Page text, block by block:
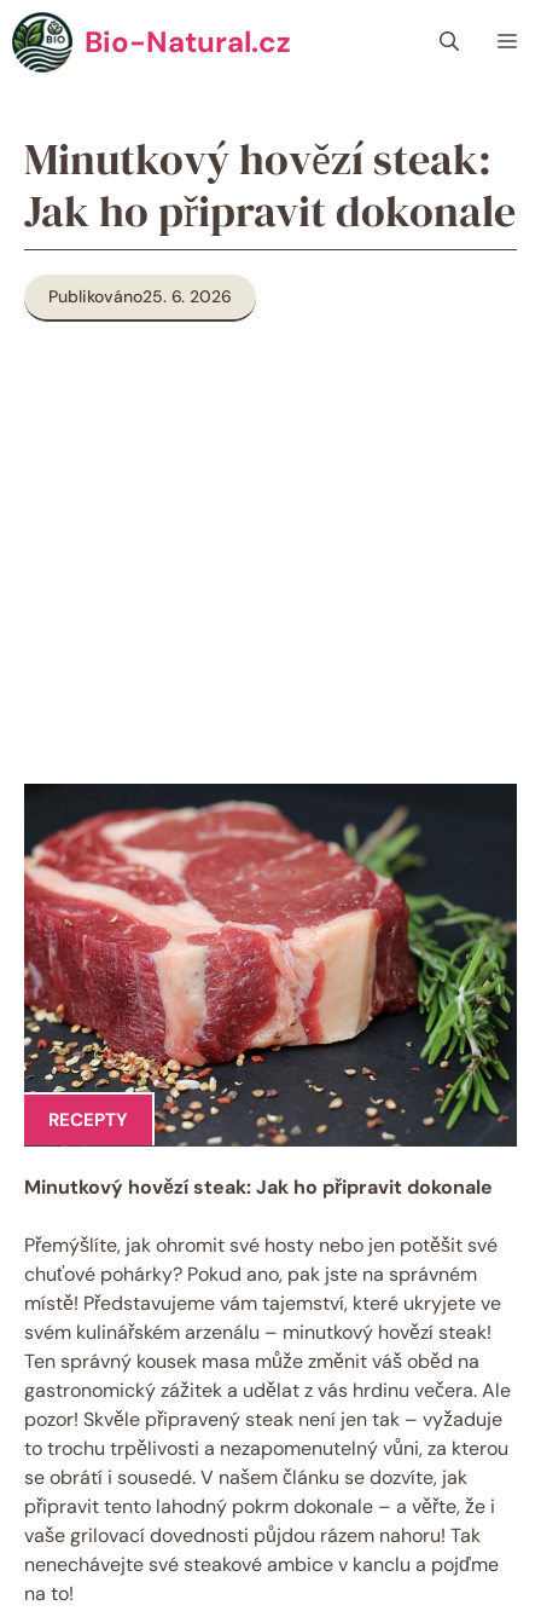
Přeskočit
na
obsah
Bio-Natural.cz
Minutkový hovězí steak:
Jak ho připravit dokonale
Publikováno25. 6. 2026
RECEPTY
Minutkový hovězí steak: Jak ho připravit dokonale
Přemýšlíte, jak ohromit své hosty nebo jen potěšit své
chuťové pohárky? Pokud ano, pak jste na správném
místě! Představujeme vám tajemství, které ukryjete ve
svém kulinářském arzenálu – minutkový hovězí steak!
Ten správný kousek masa může změnit váš oběd na
gastronomický zážitek a udělat z vás hrdinu večera. Ale
pozor! Skvěle připravený steak není jen tak – vyžaduje
to trochu trpělivosti a nezapomenutelný vůni, za kterou
se obrátí i sousedé. V našem článku se dozvíte, jak
připravit tento lahodný pokrm dokonale – a věřte, že i
vaše grilovací dovednosti půjdou rázem nahoru! Tak
nenechávejte své steakové ambice v kanclu a pojďme
na to!